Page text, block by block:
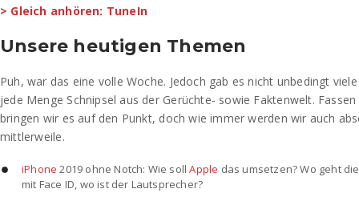
> Gleich anhören: TuneIn
Unsere heutigen Themen
Puh, war das eine volle Woche. Jedoch gab es nicht unbedingt
jede Menge Schnipsel aus der Gerüchte- sowie Faktenwelt.
bringen wir es auf den Punkt, doch wie immer werden wir auch
mittlerweile.
iPhone 2019 ohne Notch: Wie sollApple das umsetzen? Wo geht
mit Face ID, wo ist der Lautsprecher?